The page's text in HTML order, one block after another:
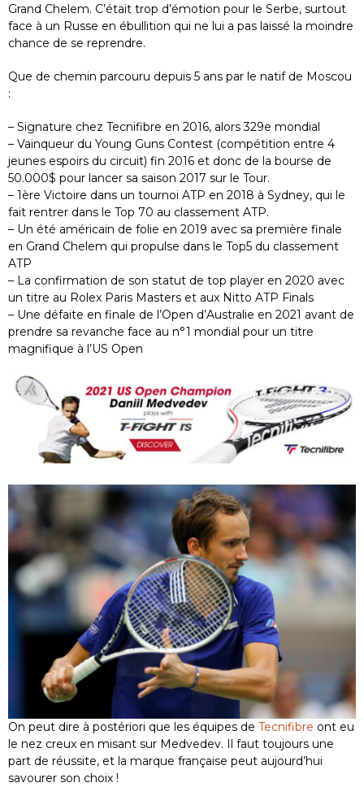
Grand Chelem. C’était trop d’émotion pour le Serbe, surtout
face à un Russe en ébullition qui ne lui a pas laissé la moindre
chance de se reprendre.
Que de chemin parcouru depuis 5 ans par le natif de Moscou
:
– Signature chez Tecnifibre en 2016, alors 329e mondial
– Vainqueur du Young Guns Contest (compétition entre 4
jeunes espoirs du circuit) fin 2016 et donc de la bourse de
50.000$ pour lancer sa saison 2017 sur le Tour.
– 1ère Victoire dans un tournoi ATP en 2018 à Sydney, qui le
fait rentrer dans le Top 70 au classement ATP.
– Un été américain de folie en 2019 avec sa première finale
en Grand Chelem qui propulse dans le Top5 du classement
ATP
– La confirmation de son statut de top player en 2020 avec
un titre au Rolex Paris Masters et aux Nitto ATP Finals
– Une défaite en finale de l’Open d’Australie en 2021 avant de
prendre sa revanche face au n°1 mondial pour un titre
magnifique à l’US Open
On peut dire à postériori que les équipes de Tecnifibre ont eu
le nez creux en misant sur Medvedev. Il faut toujours une
part de réussite, et la marque française peut aujourd’hui
savourer son choix !